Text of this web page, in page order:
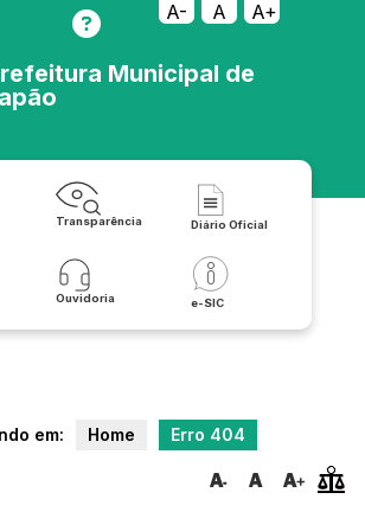
publicacoes/resolucoes
A- A A+
Municipal de
Transparência Diário Oficial
Ouvidoria e-SIC
em: Home Erro 404